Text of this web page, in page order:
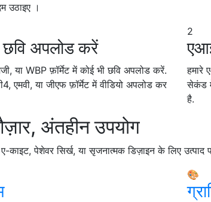
उठाइए ।
अपलोड करें
या WBP फ़ॉर्मेट में कोई भी छवि अपलोड करें.
एमवी, या जीएफ फ़ॉर्मेट में वीडियो अपलोड कर
2
हमारे
सेकंड में
है.
अंतहीन उपयोग
काइट, पेशेवर सिर्ख, या सृजनात्मक डिज़ाइन के लिए
🎨